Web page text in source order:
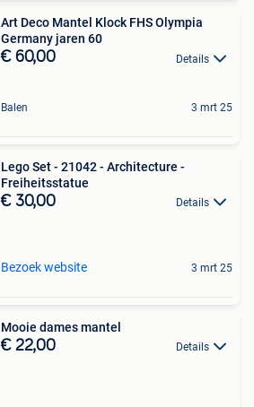
Art Deco Mantel Klock FHS Olympia
Germany jaren 60
€ 60,00 Details
Balen 3 mrt 25
Lego Set - 21042 - Architecture -
Freiheitsstatue
€ 30,00 Details
Bezoek website 3 mrt 25
Mooie dames mantel
€ 22,00 Details